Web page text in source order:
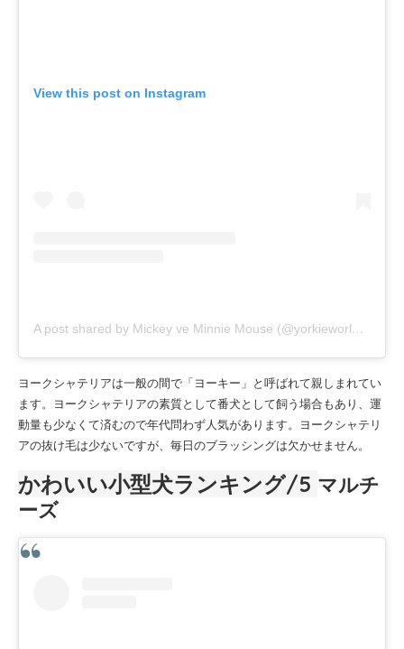
View this post on Instagram
A post shared by Mickey ve Minnie Mouse (@yorkieworldtr)
ヨークシャテリアは一般の間で「ヨーキー」と呼ばれて親しまれてい
ます。ヨークシャテリアの素質として番犬として飼う場合もあり、運
動量も少なくて済むので年代問わず人気があります。ヨークシャテリ
アの抜け毛は少ないですが、毎日のブラッシングは欠かせません。
かわいい小型犬ランキング/5 マルチ
ーズ